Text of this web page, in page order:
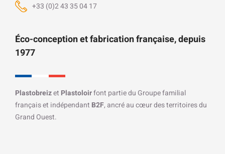
+33 (0)2 43 35 04 17
Éco-conception et fabrication française, depuis
1977
Plastobreizet Plastoloirfont partie du Groupe familial
français et indépendant B2F, ancré au cœur des territoires du
Grand Ouest.